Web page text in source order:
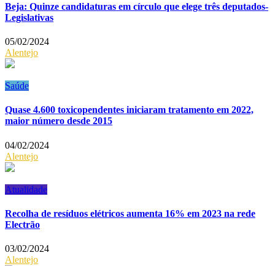
Beja: Quinze candidaturas em círculo que elege três deputados-
Legislativas
05/02/2024
Alentejo
Saúde
Quase 4.600 toxicopendentes iniciaram tratamento em 2022,
maior número desde 2015
04/02/2024
Alentejo
Atualidade
Recolha de resíduos elétricos aumenta 16% em 2023 na rede
Electrão
03/02/2024
Alentejo